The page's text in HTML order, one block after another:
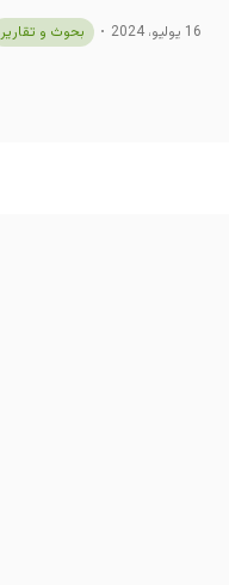
16 يوليو، 2024 بحوث و تقارير